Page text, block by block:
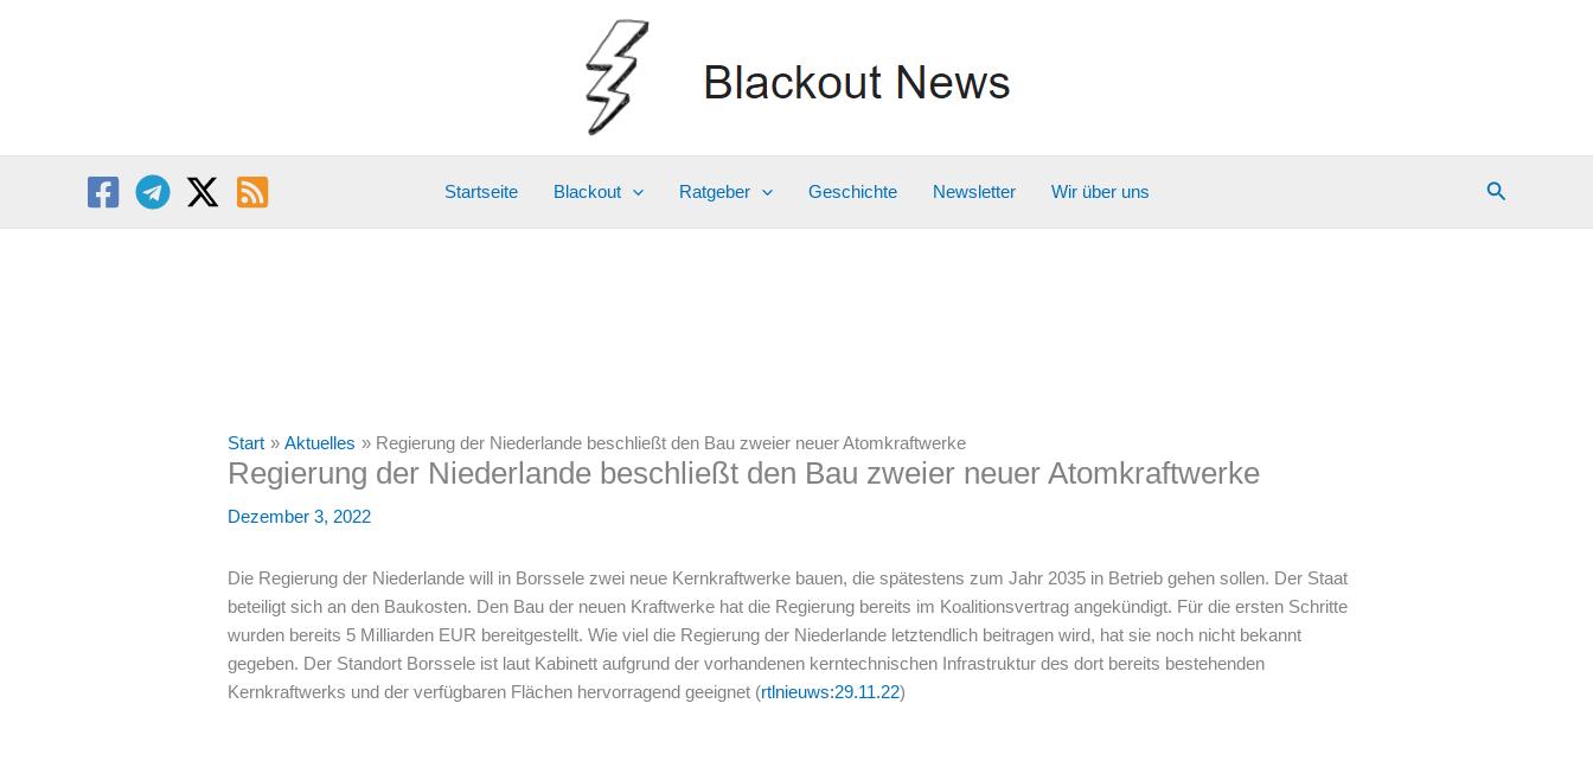
Startseite Blackout Ratgeber Geschichte Newsletter Wir über uns Suchen
Start Aktuelles Regierung der Niederlande beschließt den Bau zweier neuer Atomkraftwerke
Regierung der Niederlande beschließt den Bau zweier neuer Atomkraftwerke
Dezember 3, 2022
Die Regierung der Niederlande will in Borssele zwei neue Kernkraftwerke bauen, die spätestens zum Jahr 2035 in Betrieb gehen sollen. Der Staat
beteiligt sich an den Baukosten. Den Bau der neuen Kraftwerke hat die Regierung bereits im Koalitionsvertrag angekündigt. Für die ersten Schritte
wurden bereits 5 Milliarden EUR bereitgestellt. Wie viel die Regierung der Niederlande letztendlich beitragen wird, hat sie noch nicht bekannt
gegeben. Der Standort Borssele ist laut Kabinett aufgrund der vorhandenen kerntechnischen Infrastruktur des dort bereits bestehenden
Kernkraftwerks und der verfügbaren Flächen hervorragend geeignet (rtlnieuws:29.11.22)